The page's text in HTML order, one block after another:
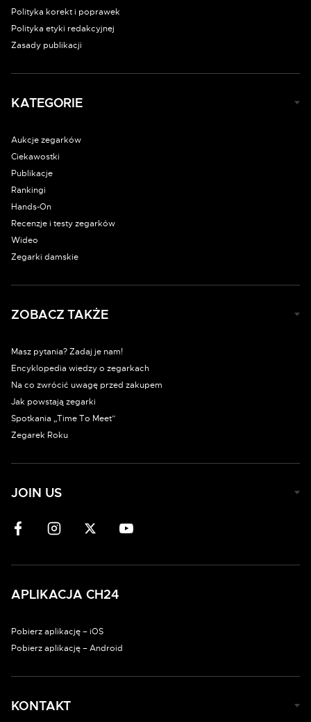
Polityka korekt i poprawek
Polityka etyki redakcyjnej
Zasady publikacji
KATEGORIE
Aukcje zegarków
Ciekawostki
Publikacje
Rankingi
Hands-On
Recenzje i testy zegarków
Wideo
Zegarki damskie
ZOBACZ TAKŻE
Masz pytania? Zadaj je nam!
Encyklopedia wiedzy o zegarkach
Na co zwrócić uwagę przed zakupem
Jak powstają zegarki
Spotkania „Time To Meet”
Zegarek Roku
JOIN US
APLIKACJA CH24
Pobierz aplikację – iOS
Pobierz aplikację – Android
KONTAKT